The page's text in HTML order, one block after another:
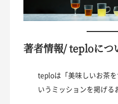
著者情報/ teploにつ
teploは「美味しいお茶
いうミッションを掲げる